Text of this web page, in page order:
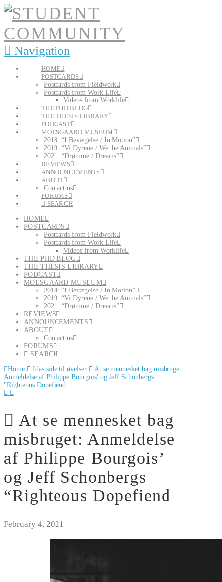
Navigation
HOME
POSTCARDS
Postcards from Fieldwork
Postcards from Work Life
Videos from Worklife
THE PHD BLOG
THE THESIS LIBRARY
PODCAST
MOESGAARD MUSEUM
2018: “I Bevægelse / In Motion”
2019: “Vi Dyrene / We the Animals”
2021: “Drømme / Dreams”
REVIEWS
ANNOUNCEMENTS
ABOUT
Contact us
FORUMS
SEARCH
HOME
POSTCARDS
Postcards from Fieldwork
Postcards from Work Life
Videos from Worklife
THE PHD BLOG
THE THESIS LIBRARY
PODCAST
MOESGAARD MUSEUM
2018: “I Bevægelse / In Motion”
2019: “Vi Dyrene / We the Animals”
2021: “Drømme / Dreams”
REVIEWS
ANNOUNCEMENTS
ABOUT
Contact us
FORUMS
SEARCH
Home
Idas side til øvelser
At se mennesket bag misbruget:
Anmeldelse af Philippe Bourgois' og Jeff Schonbergs
"Righteous Dopefiend
At se mennesket bag
misbruget: Anmeldelse
af Philippe Bourgois’
og Jeff Schonbergs
“Righteous Dopefiend
February 4, 2021